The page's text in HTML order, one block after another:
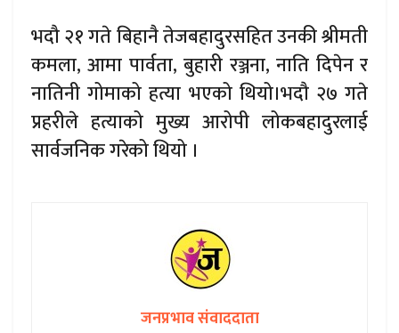
भदौ २१ गते बिहानै तेजबहादुरसहित उनकी श्रीमती
कमला, आमा पार्वता, बुहारी रञ्जना, नाति दिपेन र
नातिनी गोमाको हत्या भएको थियो।भदौ २७ गते
प्रहरीले हत्याको मुख्य आरोपी लोकबहादुरलाई
सार्वजनिक गरेको थियो ।
जनप्रभाव संवाददाता